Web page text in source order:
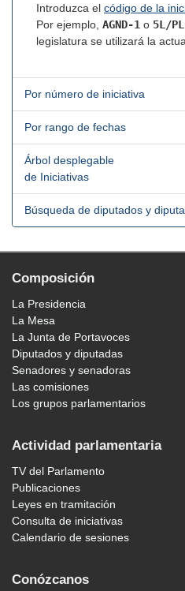
Introduzca el código de la
Por ejemplo, AGND-1 o 5L/
legislatura se utilizará la
Por número de iniciativa
Por rango de fechas
Árbol desplegable
de Iniciativas
Búsqueda de diputados y
Composición
La Presidencia
La Mesa
La Junta de Portavoces
Diputados y diputadas
Senadores y senadoras
Las comisiones
Los grupos parlamentarios
Actividad parlamentaria
TV del Parlamento
Publicaciones
Leyes en tramitación
Consulta de iniciativas
Calendario de sesiones
Conózcanos